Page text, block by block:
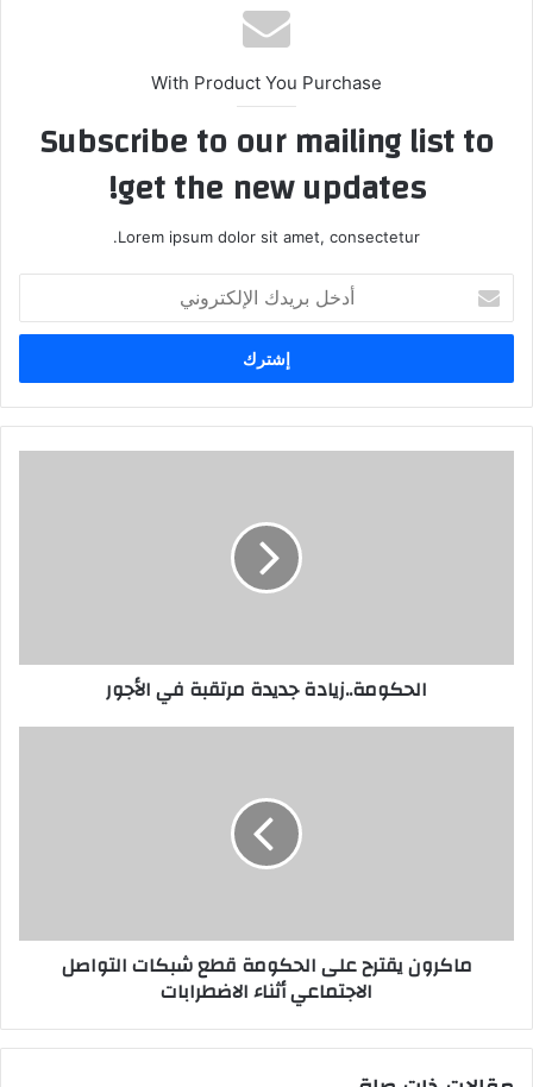
With Product You Purchase
Subscribe to our mailing list to
get the new updates!
Lorem ipsum dolor sit amet, consectetur.
بريدك
الإلكتروني
الحكومة..زيادة جديدة مرتقبة في الأجور
ماكرون يقترح على الحكومة قطع شبكات التواصل
الاجتماعي أثناء الاضطرابات